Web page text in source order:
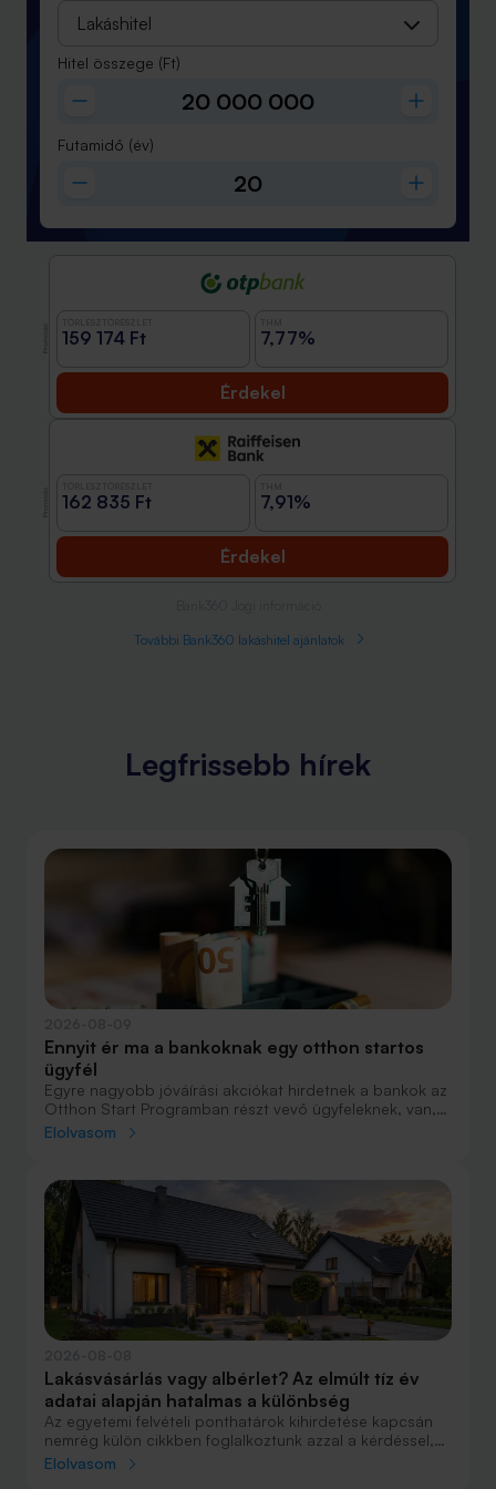
Lakáshitel
Hitel összege (Ft)
Futamidő (év)
159 174 Ft 7,77%
Érdekel
162 835 Ft 7,91%
Érdekel
További Bank360 lakáshitel ajánlatok
Legfrissebb hírek
Ennyit ér ma a bankoknak egy otthon startos
ügyfél
Egyre nagyobb jóváírási akciókat hirdetnek a bankok az
Otthon Start Programban részt vevő ügyfeleknek, van,
ahol összesen akár félmillió forint jóváírást is össze lehet
nagyobb jóváírásért?
Elolvasom
Lakásvásárlás vagy albérlet? Az elmúlt tíz év
adatai alapján hatalmas a különbség
Az egyetemi felvételi ponthatárok kihirdetése kapcsán
nemrég külön cikkben foglalkoztunk azzal a kérdéssel,
hogy lakást venni vagy vásárolni éri meg jobban. Előző
Elolvasom